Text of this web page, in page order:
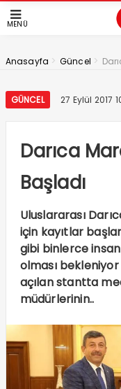
MENÜ
Anasayfa > Güncel >
GÜNCEL 27 Eylül 2017
Darıca
Başladı
Uluslararası
için kayıtlar
gibi binlerce
olması
açılan stantta
müdürlerinin..